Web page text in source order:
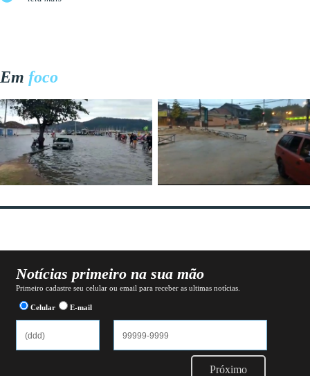
Em foco
Notícias primeiro na sua mão
Primeiro cadastre seu celular ou email para receber as ultimas notícias.
Celular E-mail
Próximo